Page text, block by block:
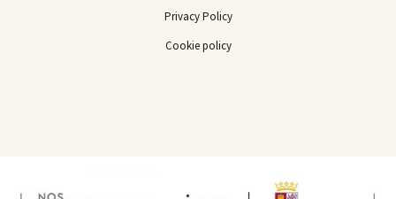
Privacy Policy
Cookie policy